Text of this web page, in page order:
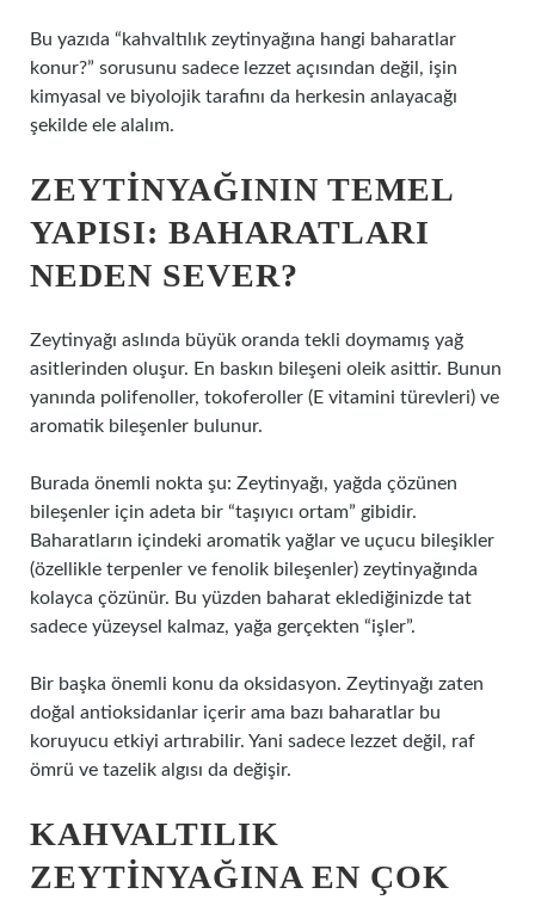
Bu yazıda “kahvaltılık zeytinyağına hangi baharatlar
konur?” sorusunu sadece lezzet açısından değil, işin
kimyasal ve biyolojik tarafını da herkesin anlayacağı
şekilde ele alalım.
ZEYTINYAĞININ TEMEL
YAPISI: BAHARATLARI
NEDEN SEVER?
Zeytinyağı aslında büyük oranda tekli doymamış yağ
asitlerinden oluşur. En baskın bileşeni oleik asittir. Bunun
yanında polifenoller, tokoferoller (E vitamini türevleri) ve
aromatik bileşenler bulunur.
Burada önemli nokta şu: Zeytinyağı, yağda çözünen
bileşenler için adeta bir “taşıyıcı ortam” gibidir.
Baharatların içindeki aromatik yağlar ve uçucu bileşikler
(özellikle terpenler ve fenolik bileşenler) zeytinyağında
kolayca çözünür. Bu yüzden baharat eklediğinizde tat
sadece yüzeysel kalmaz, yağa gerçekten “işler”.
Bir başka önemli konu da oksidasyon. Zeytinyağı zaten
doğal antioksidanlar içerir ama bazı baharatlar bu
koruyucu etkiyi artırabilir. Yani sadece lezzet değil, raf
ömrü ve tazelik algısı da değişir.
KAHVALTILIK
ZEYTINYAĞINA EN ÇOK